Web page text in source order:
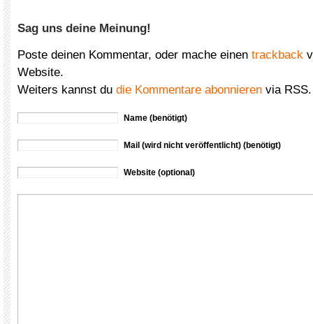
Sag uns deine Meinung!
Poste deinen Kommentar, oder mache einen trackback
Website.
Weiters kannst du die Kommentare abonnieren via RSS.
Name (benötigt)
Mail (wird nicht veröffentlicht) (benötigt)
Website (optional)